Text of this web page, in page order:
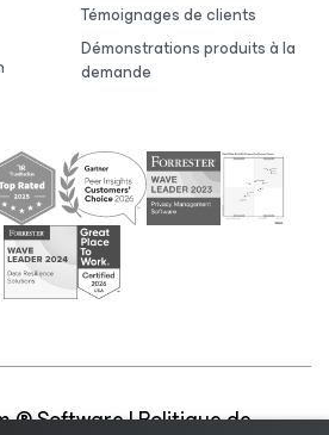
Témoignages de clients
Démonstrations produits à la
demande
® Software |Politique de